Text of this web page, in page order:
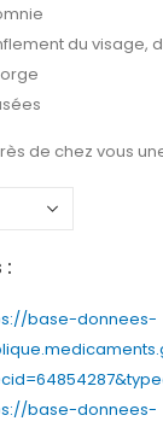
du visage,
de chez vous
:
base-donnees-
base-donnees-